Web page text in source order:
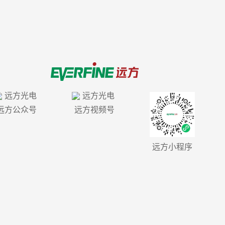
方公众号 远方视频号
远方小程序